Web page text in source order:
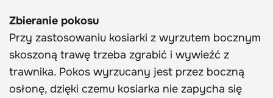
Zbieranie pokosu
Przy zastosowaniu kosiarki z wyrzutem bocznym
skoszoną trawę trzeba zgrabić i wywieźć z
trawnika. Pokos wyrzucany jest przez boczną
osłonę, dzięki czemu kosiarka nie zapycha się